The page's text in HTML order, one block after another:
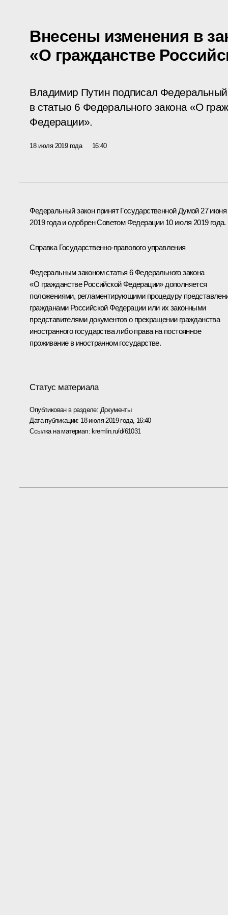
Внесены изменения в
«О гражданстве
Владимир Путин подписал
в статью 6 Федерального закона «О
Федерации».
18 июля 2019 года 16:40
Федеральный закон принят Государственной Думой 27 июня
2019 года и одобрен Советом Федерации 10 июля 2019 года.
Справка Государственно-правового управления
Федеральным законом статья 6 Федерального закона
«О гражданстве Российской Федерации» дополняется
положениями, регламентирующими процедуру
гражданами Российской Федерации или их законными
представителями документов о прекращении гражданства
иностранного государства либо права на постоянное
проживание в иностранном государстве.
Статус материала
Опубликован в разделе: Документы
Дата публикации: 18 июля 2019 года, 16:40
Ссылка на материал: kremlin.ru/d/61031